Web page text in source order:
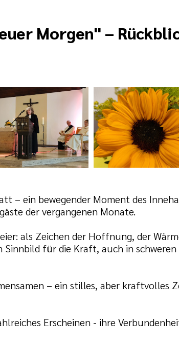
Morgen" –
– ein bewegender Moment des
der vergangenen Monate.
als Zeichen der Hoffnung, der
für die Kraft, auch in
– ein stilles, aber kraftvolles
Erscheinen - ihre